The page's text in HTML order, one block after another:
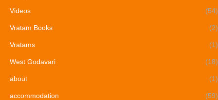
Videos (54)
Vratam Books (2)
Vratams (1)
West Godavari (18)
about (1)
accommodation (59)